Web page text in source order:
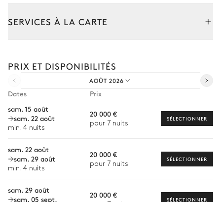
Terrasse
10 places
Salle à manger 2
10 places
SERVICES À LA CARTE
Transfert à l'arrivée et au départ
Courses livrées avant l'arrivée
Chef à domicile
Bien-être à domicile
Babysitter
Visites guidées et excursions
PRIX ET DISPONIBILITÉS
AOÛT 2026
Dates
Prix
sam. 15 août
sam. 22 août
min. 4 nuits
20 000 €
pour 7 nuits
SÉLECTIONNER
sam. 22 août
sam. 29 août
min. 4 nuits
20 000 €
pour 7 nuits
SÉLECTIONNER
sam. 29 août
sam. 05 sept.
20 000 € SÉLECTIONNER